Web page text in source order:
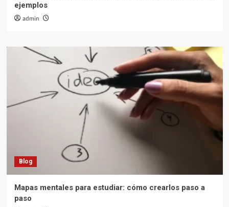
ejemplos
admin
Blog
Mapas mentales para estudiar: cómo crearlos paso a
paso